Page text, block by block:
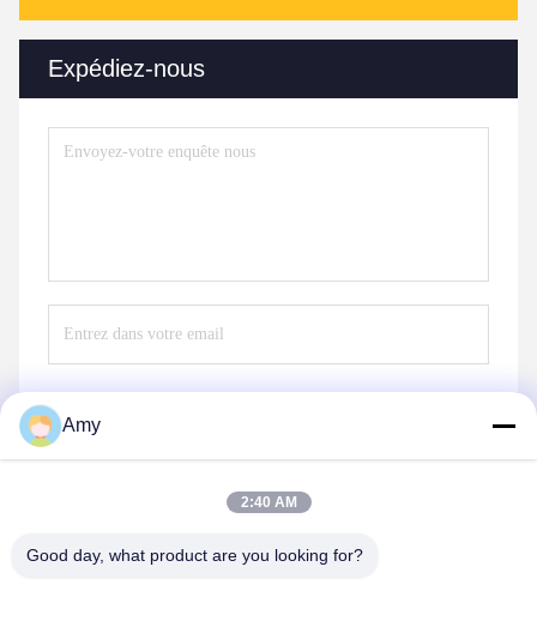
Expédiez-nous
Amy
2:40 AM
Good day, what product are you looking for?